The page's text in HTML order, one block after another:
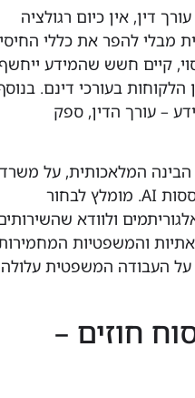
דין, אין כיום רגולציה
מבלי להפר את כללי
קיים חשש שהמידע
בעורכי דינם.
– עורך הדין, ספק
הבינה המלאכותית, על
עורכי דין לנקוט משנה זהירות בשימוש במערכות מבוססות AI. מומלץ לבחור
ולוודא
והמשפטיות
על העבודה המשפטית עלולה
חוזים –